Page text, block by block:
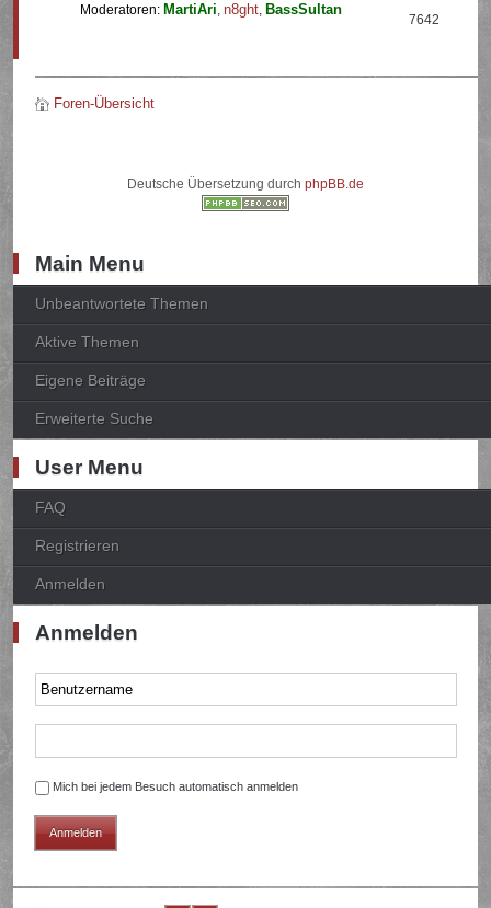
Moderatoren: MartiAri,n8ght, BassSultan
7642
Foren-Übersicht
Deutsche Übersetzung durch phpBB.de
Main Menu
Unbeantwortete Themen
Aktive Themen
Eigene Beiträge
Erweiterte Suche
User Menu
FAQ
Registrieren
Anmelden
Anmelden
Mich bei jedem Besuch automatisch anmelden